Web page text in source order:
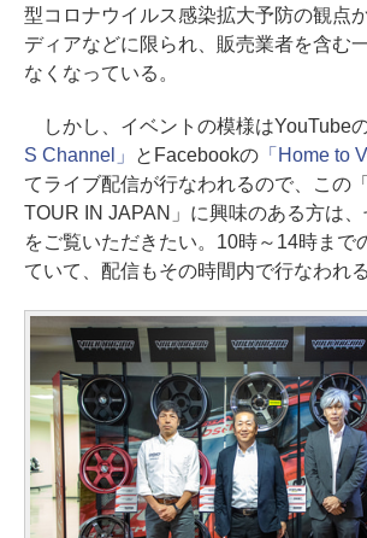
型コロナウイルス感染拡大予防の観点
ディアなどに限られ、販売業者を含む
なくなっている。
しかし、イベントの模様はYouTube
S Channel」
とFacebookの「Home to
てライブ配信が行なわれるので、この
TOUR IN JAPAN」に興味のある方は
をご覧いただきたい。10時～14時まで
ていて、配信もその時間内で行なわれ